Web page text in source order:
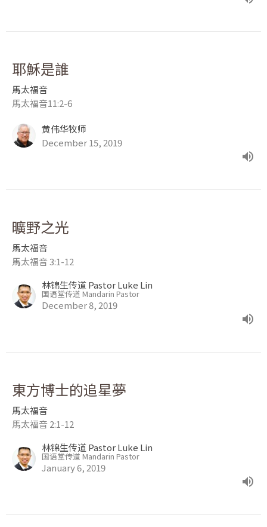
耶穌是誰
馬太福音
馬太福音11:2-6
黄伟华牧师
December 15, 2019
曠野之光
馬太福音
馬太福音 3:1-12
林锦生传道 Pastor Luke Lin
国语堂传道 Mandarin Pastor
December 8, 2019
東方博士的追星夢
馬太福音
馬太福音 2:1-12
林锦生传道 Pastor Luke Lin
国语堂传道 Mandarin Pastor
January 6, 2019